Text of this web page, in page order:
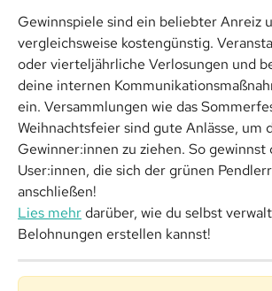
Gewinnspiele sind ein beliebter Anreiz
vergleichsweise kostengünstig.
oder vierteljährliche Verlosungen und
deine internen
ein. Versammlungen wie das
Weihnachtsfeier sind gute Anlässe, um
Gewinner:innen zu ziehen. So gewinnst
User:innen, die sich der grünen
anschließen!
Lies mehr darüber, wie du selbst
Belohnungen erstellen kannst!